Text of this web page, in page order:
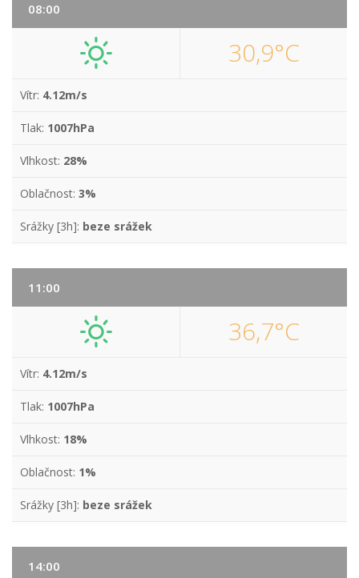
08:00
30,9°C
Vítr: 4.12m/s
Tlak: 1007hPa
Vlhkost: 28%
Oblačnost: 3%
Srážky [3h]: beze srážek
11:00
36,7°C
Vítr: 4.12m/s
Tlak: 1007hPa
Vlhkost: 18%
Oblačnost: 1%
Srážky [3h]: beze srážek
14:00